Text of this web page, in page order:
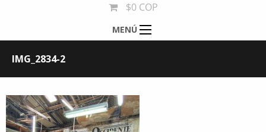
$0 COP
MENÚ
IMG_2834-2